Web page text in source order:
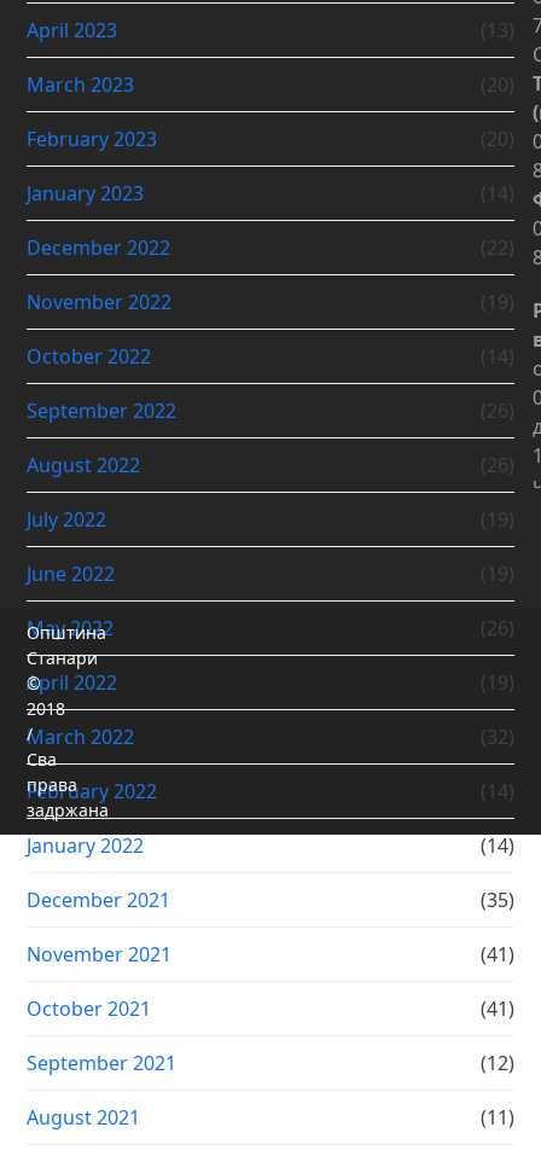
April 2023 (13)
March 2023 (20)
February 2023 (20)
January 2023 (14)
December 2022 (22)
November 2022 (19)
October 2022 (14)
September 2022 (26)
August 2022 (26)
July 2022 (19)
June 2022 (19)
May 2022 (26)
April 2022 (19)
March 2022 (32)
February 2022 (14)
January 2022 (14)
December 2021 (35)
November 2021 (41)
October 2021 (41)
September 2021 (12)
August 2021 (11)
Општина
Станари
©
2018
/
Сва
права
задржана